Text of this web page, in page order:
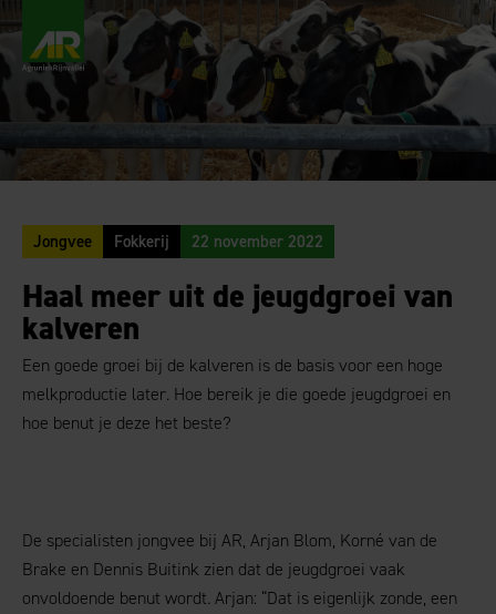
AgruniekRijnvallei
Jongvee Fokkerij 22 november 2022
Haal meer uit de jeugdgroei van
kalveren
Een goede groei bij de kalveren is de basis voor een hoge
melkproductie later. Hoe bereik je die goede jeugdgroei en
hoe benut je deze het beste?
De specialisten jongvee bij AR, Arjan Blom, Korné van de
Brake en Dennis Buitink zien dat de jeugdgroei vaak
onvoldoende benut wordt. Arjan: “Dat is eigenlijk zonde, een